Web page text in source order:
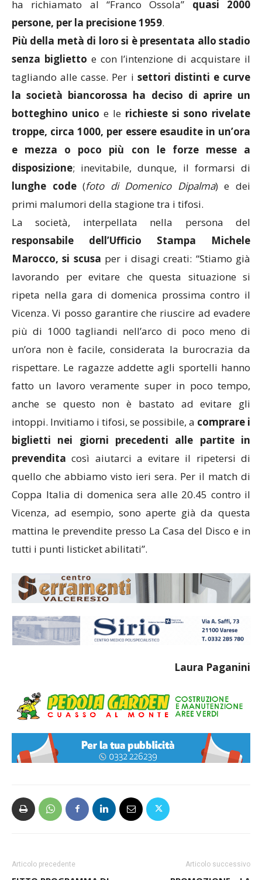
ha richiamato al “Franco Ossola” quasi 2000
persone, per la precisione 1959.
Più della metà di loro si è presentata allo stadio
senza biglietto e con l’intenzione di acquistare il
tagliando alle casse. Per i settori distinti e curve
la società biancorossa ha deciso di aprire un
botteghino unico e le richieste si sono rivelate
troppe, circa 1000, per essere esaudite in un’ora
e mezza o poco più con le forze messe a
disposizione; inevitabile, dunque, il formarsi di
lunghe code(foto di Domenico Dipalma) e dei
primi malumori della stagione tra i tifosi.
La società, interpellata nella persona del
responsabile dell’Ufficio Stampa Michele
Marocco, si scusa per i disagi creati: “Stiamo già
lavorando per evitare che questa situazione si
ripeta nella gara di domenica prossima contro il
Vicenza. Vi posso garantire che riuscire ad evadere
più di 1000 tagliandi nell’arco di poco meno di
un’ora non è facile, considerata la burocrazia da
rispettare. Le ragazze addette agli sportelli hanno
fatto un lavoro veramente super in poco tempo,
anche se questo non è bastato ad evitare gli
intoppi. Invitiamo i tifosi, se possibile, a comprare i
biglietti nei giorni precedenti alle partite in
prevendita così aiutarci a evitare il ripetersi di
quello che abbiamo visto ieri sera. Per il match di
Coppa Italia di domenica sera alle 20.45 contro il
Vicenza, ad esempio, sono aperte già da questa
mattina le prevendite presso La Casa del Disco e in
tutti i punti listicket abilitati”.
Laura Paganini
Articolo precedente Articolo successivo